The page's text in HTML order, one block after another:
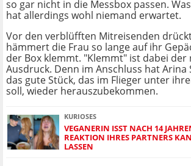
so gar nicht in die Messbox passen.
hat allerdings wohl niemand erwartet.
Vor den verblüfften Mitreisenden
hämmert die Frau so lange auf ihr
der Box klemmt. "Klemmt" ist dabei der
Ausdruck. Denn im Anschluss hat Arina
das gute Stück, das im Flieger unter
soll, wieder herauszubekommen.
KURIOSES
VEGANERIN ISST NACH 14
REAKTION IHRES PARTNERS
LASSEN